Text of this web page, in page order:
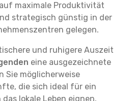
maximale Produktivität
strategisch günstig in der
gelegen.
und ruhigere Auszeit
eine ausgezeichnete
Sie möglicherweise
die sich ideal für ein
lokale Leben eignen.